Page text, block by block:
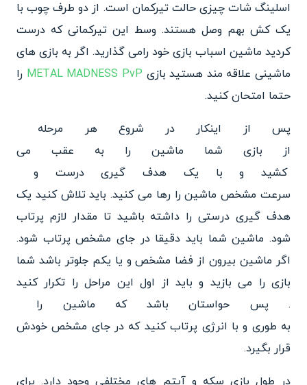
اسلینگ شات چیزی حالت تیرکمان است. از دوطرف چوب با
یک کش بهم وصل هستند. وسط این تیرکمانی که درست
کردید ماشین اسباب بازی خود رامی گذارید. اگر به بازی های
ماشینی علاقه مند هستید بازی METAL MADNESS PvP را
حتما امتحان کنید.
پس از اینکار در شروع هر مرحله
از بازی شما ماشین را به عقب می
کشید و با یک هدف گیری درست و
سرعت مشخص ماشین را رها می کنید. باید تلاش کنید یک
هدف گیری درستی را داشته باشید تا مقدار لازم پرتاب
شود. ماشین شما باید دقیقا در جای مشخص پرتاب شود.
اگر ماشین بیرون از فضا مشخص و یا یکم جلوتر باشد شما
بازی را می بازید و باید از اول این مراحل را تکرار کنید
. پس حواستان باشد که ماشین را
به طوری و با انرژی پرتاب کنیدکه در جای مشخص خودش
قرار بگیرد.
در طول بازی سکه و آیتم های مختلفی وجود دارد. برای